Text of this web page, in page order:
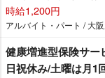
時給1,200円
アルバイト・パート / 大
健康増進型保険サー
日祝休み/土曜は月1